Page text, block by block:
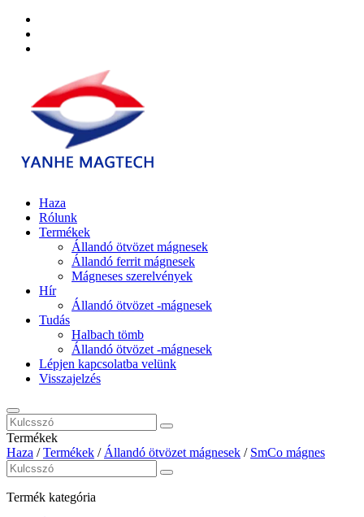
Haza
Rólunk
Termékek
Állandó ötvözet mágnesek
Állandó ferrit mágnesek
Mágneses szerelvények
Hír
Állandó ötvözet -mágnesek
Tudás
Halbach tömb
Állandó ötvözet -mágnesek
Lépjen kapcsolatba velünk
Visszajelzés
Termékek
Haza /Termékek / Állandó ötvözet mágnesek / SmCo mágnes
Termék kategória